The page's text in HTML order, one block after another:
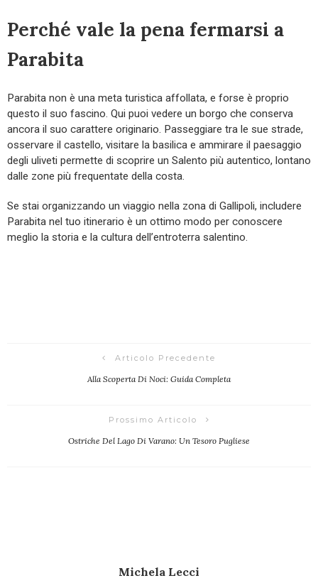
Perché vale la pena fermarsi a
Parabita
Parabita non è una meta turistica affollata, e forse è proprio
questo il suo fascino. Qui puoi vedere un borgo che conserva
ancora il suo carattere originario. Passeggiare tra le sue strade,
osservare il castello, visitare la basilica e ammirare il paesaggio
degli uliveti permette di scoprire un Salento più autentico, lontano
dalle zone più frequentate della costa.
Se stai organizzando un viaggio nella zona di Gallipoli, includere
Parabita nel tuo itinerario è un ottimo modo per conoscere
meglio la storia e la cultura dell’entroterra salentino.
Articolo Precedente
Alla Scoperta Di Noci: Guida Completa
Prossimo Articolo
Ostriche Del Lago Di Varano: Un Tesoro Pugliese
Michela Lecci